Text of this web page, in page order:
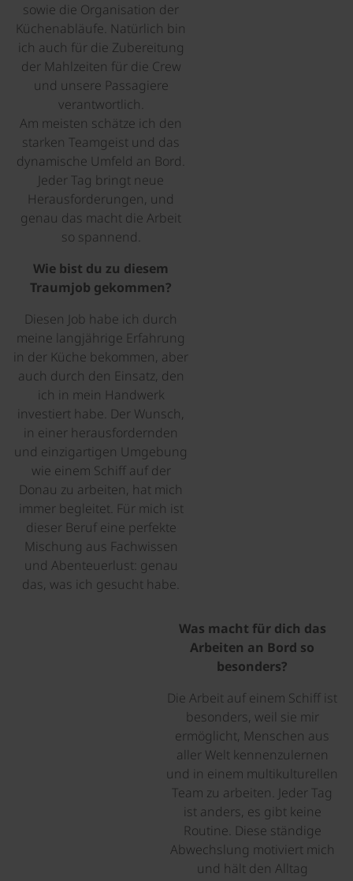
sowie die Organisation der
Küchenabläufe. Natürlich bin
ich auch für die Zubereitung
der Mahlzeiten für die Crew
und unsere Passagiere
verantwortlich.
Am meisten schätze ich den
starken Teamgeist und das
dynamische Umfeld an Bord.
Jeder Tag bringt neue
Herausforderungen, und
genau das macht die Arbeit
so spannend.
Wie bist du zu diesem
Traumjob gekommen?
Diesen Job habe ich durch
meine langjährige Erfahrung
in der Küche bekommen, aber
auch durch den Einsatz, den
ich in mein Handwerk
investiert habe. Der Wunsch,
in einer herausfordernden
und einzigartigen Umgebung
wie einem Schiff auf der
Donau zu arbeiten, hat mich
immer begleitet. Für mich ist
dieser Beruf eine perfekte
Mischung aus Fachwissen
und Abenteuerlust: genau
das, was ich gesucht habe.
Was macht für dich das
Arbeiten an Bord so
besonders?
Die Arbeit auf einem Schiff ist
besonders, weil sie mir
ermöglicht, Menschen aus
aller Welt kennenzulernen
und in einem multikulturellen
Team zu arbeiten. Jeder Tag
ist anders, es gibt keine
Routine. Diese ständige
Abwechslung motiviert mich
und hält den Alltag